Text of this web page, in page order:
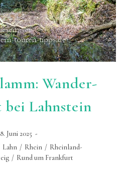
Wander-
Lahnstein
Juni 2025
Lahn / Rhein / Rheinland-
/ Rund um Frankfurt